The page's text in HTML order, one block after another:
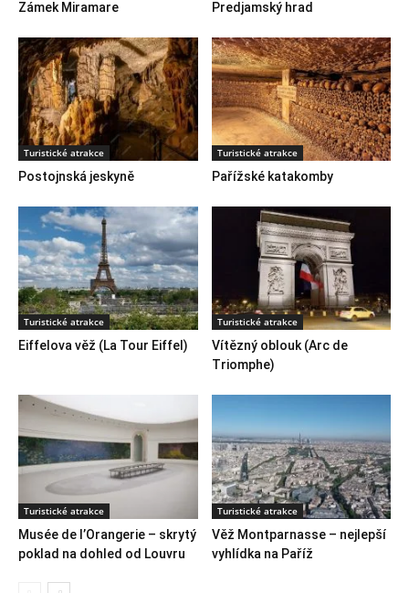
Zámek Miramare Predjamský hrad
Turistické atrakce
Postojnská jeskyně
Turistické atrakce
Pařížské katakomby
Turistické atrakce
Eiffelova věž (La Tour Eiffel)
Turistické atrakce
Vítězný oblouk (Arc de
Triomphe)
Turistické atrakce
Musée de l’Orangerie – skrytý
poklad na dohled od Louvru
Turistické atrakce
Věž Montparnasse – nejlepší
vyhlídka na Paříž